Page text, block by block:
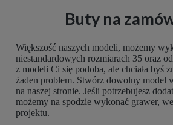
Buty na
Większość naszych modeli, możemy
niestandardowych rozmiarach 35 oraz
z modeli Ci się podoba, ale chciała byś
żaden problem. Stwórz dowolny model
na naszej stronie. Jeśli potrzebujesz
możemy na spodzie wykonać grawer,
projektu.